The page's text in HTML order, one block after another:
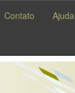
Contato Ajuda